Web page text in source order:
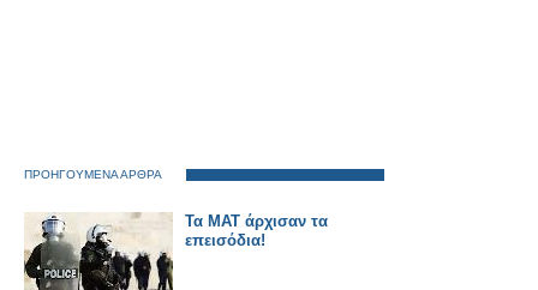
ΠΡΟΗΓΟΥΜΕΝΑ ΑΡΘΡΑ
Τα ΜΑΤ άρχισαν τα
επεισόδια!